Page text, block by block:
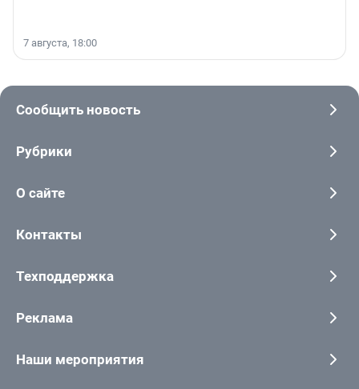
7 августа, 18:00
Сообщить новость
Рубрики
О сайте
Контакты
Техподдержка
Реклама
Наши мероприятия